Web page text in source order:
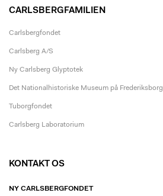
CARLSBERGFAMILIEN
Carlsbergfondet
Carlsberg A/S
Ny Carlsberg Glyptotek
Det Nationalhistoriske Museum på Frederiksborg
Tuborgfondet
Carlsberg Laboratorium
KONTAKT OS
NY CARLSBERGFONDET